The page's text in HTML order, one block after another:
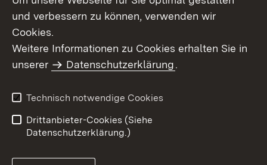
und verbessern zu können, verwenden wir
Cookies.
Weitere Informationen zu Cookies erhalten Sie in
unserer
Datenschutzerklärung.
Technisch notwendige Cookies
Drittanbieter-Cookies (Siehe
Datenschutzerklärung.)